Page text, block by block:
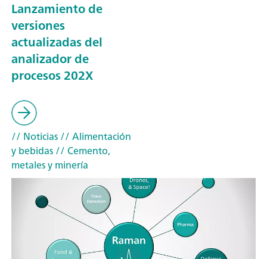
Lanzamiento de
versiones
actualizadas del
analizador de
procesos 202X
// Noticias// Alimentación
y bebidas// Cemento,
metales y minería